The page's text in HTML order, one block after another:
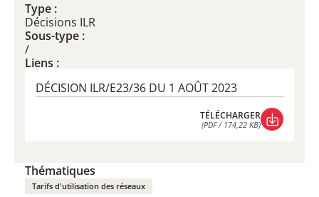
Type :
Décisions ILR
Sous-type :
/
Liens :
DÉCISION ILR/E23/36 DU 1 AOÛT 2023
TÉLÉCHARGER
(PDF / 174,22 KB)
Thématiques
Tarifs d'utilisation des réseaux